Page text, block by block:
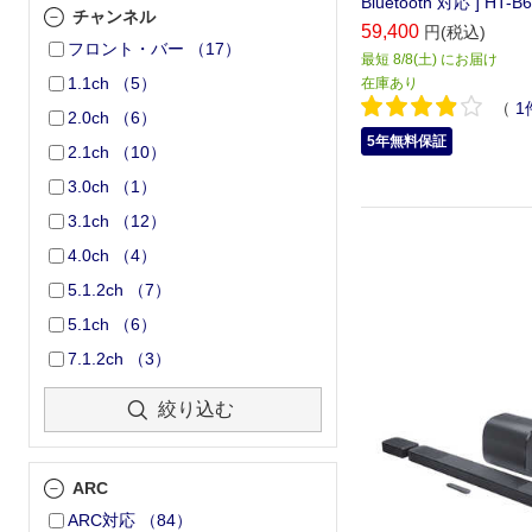
チャンネル
フロント・バー
（17）
1.1ch
（5）
2.0ch
（6）
2.1ch
（10）
3.0ch
（1 ）
3.1ch
（12）
4.0ch
（4）
5.1.2ch
（7）
5.1ch
（6）
7.1.2ch
（3）
絞り込む
ARC
ARC対応
（84）
59,400 円(税込)
最短 8/8(土) にお届け
在庫あり
（ 1
5年無料保証